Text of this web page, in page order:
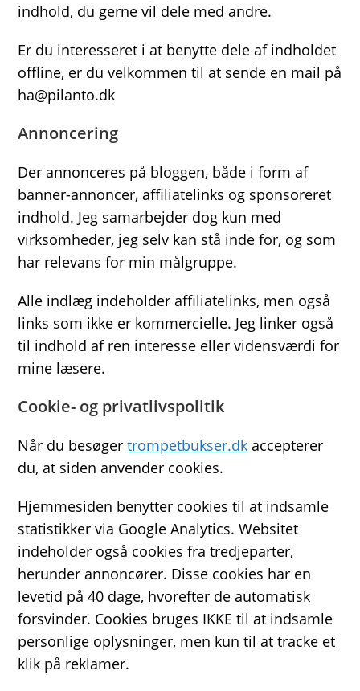
indhold, du gerne vil dele med andre.
Er du interesseret i at benytte dele af indholdet
offline, er du velkommen til at sende en mail på
ha@pilanto.dk
Annoncering
Der annonceres på bloggen, både i form af
banner-annoncer, affiliatelinks og sponsoreret
indhold. Jeg samarbejder dog kun med
virksomheder, jeg selv kan stå inde for, og som
har relevans for min målgruppe.
Alle indlæg indeholder affiliatelinks, men også
links som ikke er kommercielle. Jeg linker også
til indhold af ren interesse eller vidensværdi for
mine læsere.
Cookie- og privatlivspolitik
Når du besøgertrompetbukser.dk accepterer
du, at siden anvender cookies.
Hjemmesiden benytter cookies til at indsamle
statistikker via Google Analytics. Websitet
indeholder også cookies fra tredjeparter,
herunder annoncører. Disse cookies har en
levetid på 40 dage, hvorefter de automatisk
forsvinder. Cookies bruges IKKE til at indsamle
personlige oplysninger, men kun til at tracke et
klik på reklamer.